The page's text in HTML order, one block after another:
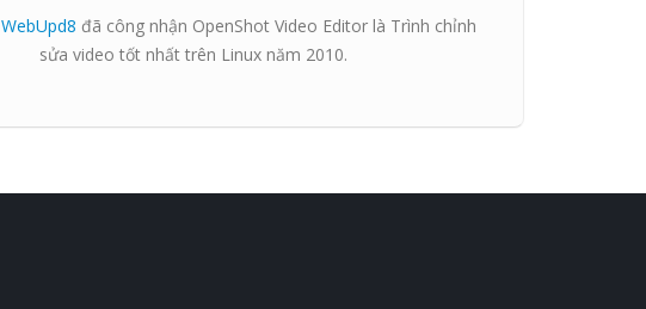
WebUpd8 đã công nhận OpenShot Video Editor là Trình chỉnh
sửa video tốt nhất trên Linuxnăm 2010.